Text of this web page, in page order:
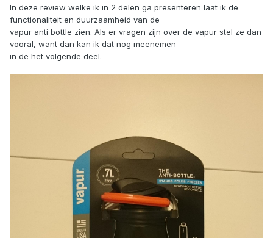
In deze review welke ik in 2 delen ga presenteren laat ik de
functionaliteit en duurzaamheid van de
vapur anti bottle zien. Als er vragen zijn over de vapur stel ze dan
vooral, want dan kan ik dat nog meenemen
in de het volgende deel.